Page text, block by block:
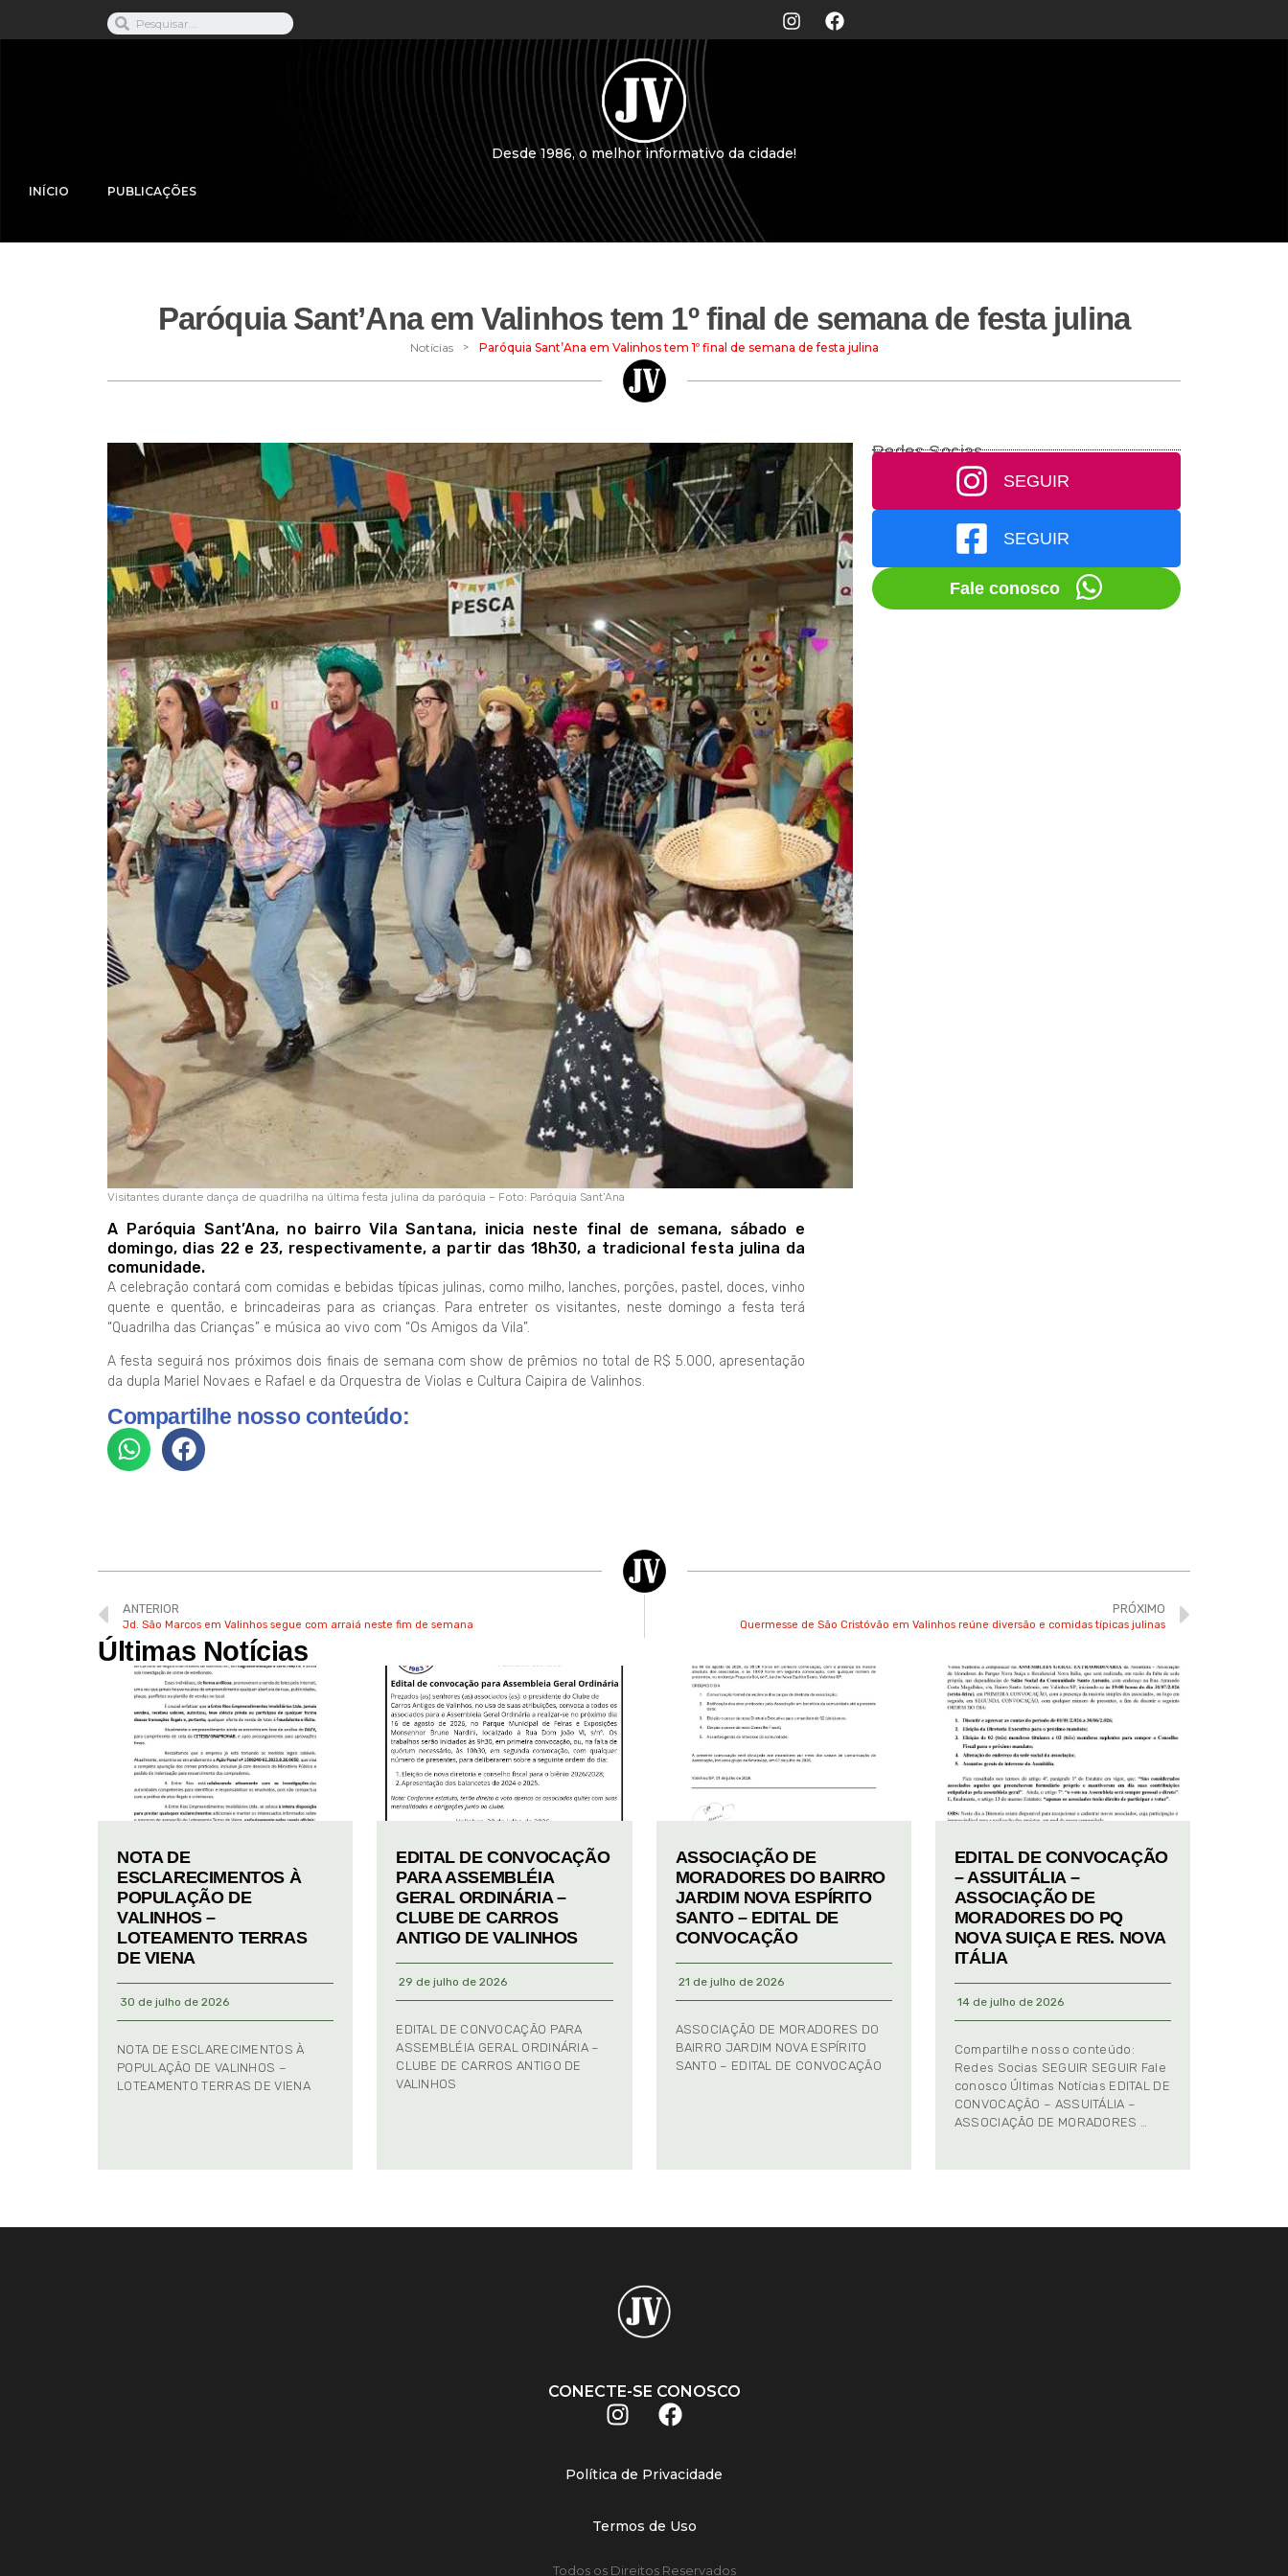
Desde 1986, o melhor informativo da cidade!
INÍCIO PUBLICAÇÕES
Paróquia Sant’Ana em Valinhos tem 1º final de semana de festa julina
Notícias > Paróquia Sant’Ana em Valinhos tem 1º final de semana de festa julina
Visitantes durante dança de quadrilha na última festa julina da paróquia – Foto: Paróquia Sant’Ana
A Paróquia Sant’Ana, no bairro Vila Santana, inicia neste final de semana, sábado e
domingo, dias 22 e 23, respectivamente, a partir das 18h30, a tradicional festa julina da
comunidade.
A celebração contará com comidas e bebidas típicas julinas, como milho, lanches, porções, pastel, doces, vinho
quente e quentão, e brincadeiras para as crianças. Para entreter os visitantes, neste domingo a festa terá
“Quadrilha das Crianças” e música ao vivo com “Os Amigos da Vila”.
A festa seguirá nos próximos dois finais de semana com show de prêmios no total de R$ 5.000, apresentação
da dupla Mariel Novaes e Rafael e da Orquestra de Violas e Cultura Caipira de Valinhos.
Compartilhe nosso conteúdo:
Redes Socias
SEGUIR
SEGUIR
Fale conosco
ANTERIOR
Jd. São Marcos em Valinhos segue com arraiá neste fim de semana
PRÓXIMO
Quermesse de São Cristóvão em Valinhos reúne diversão e comidas típicas julinas
Últimas Notícias
NOTA DE
ESCLARECIMENTOS À
POPULAÇÃO DE
VALINHOS –
LOTEAMENTO TERRAS
DE VIENA
30 de julho de 2026
NOTA DE ESCLARECIMENTOS À
POPULAÇÃO DE VALINHOS –
LOTEAMENTO TERRAS DE VIENA
EDITAL DE CONVOCAÇÃO
PARA ASSEMBLÉIA
GERAL ORDINÁRIA –
CLUBE DE CARROS
ANTIGO DE VALINHOS
29 de julho de 2026
EDITAL DE CONVOCAÇÃO PARA
ASSEMBLÉIA GERAL ORDINÁRIA –
CLUBE DE CARROS ANTIGO DE
VALINHOS
ASSOCIAÇÃO DE
MORADORES DO BAIRRO
JARDIM NOVA ESPÍRITO
SANTO – EDITAL DE
CONVOCAÇÃO
21 de julho de 2026
ASSOCIAÇÃO DE MORADORES DO
BAIRRO JARDIM NOVA ESPÍRITO
SANTO – EDITAL DE CONVOCAÇÃO
EDITAL DE CONVOCAÇÃO
– ASSUITÁLIA –
ASSOCIAÇÃO DE
MORADORES DO PQ
NOVA SUIÇA E RES. NOVA
ITÁLIA
14 de julho de 2026
Compartilhe nosso conteúdo:
Redes Socias SEGUIR SEGUIR Fale
conosco Últimas Notícias EDITAL DE
CONVOCAÇÃO – ASSUITÁLIA –
ASSOCIAÇÃO DE MORADORES …
CONECTE-SE CONOSCO
Política de Privacidade
Termos de Uso
Todos os Direitos Reservados